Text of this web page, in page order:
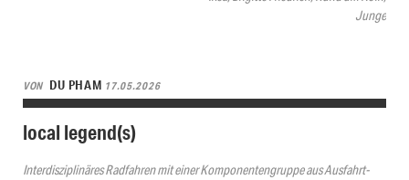
Junge
VON DU PHAM 17.05.2026
local legend(s)
Interdisziplinäres Radfahren mit einer Komponentengruppe aus Ausfahrt-